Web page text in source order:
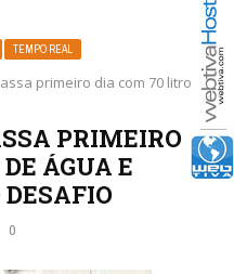
TEMPO REAL
primeiro dia com 70 litros
PRIMEIRO
ÁGUA E
0